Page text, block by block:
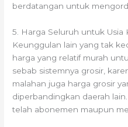
berdatangan untuk
5. Harga Seluruh untuk Usia
Keunggulan lain yang tak
harga yang relatif murah
sebab sistemnya grosir,
malahan juga harga grosir
diperbandingkan daerah
telah abonemen maupun